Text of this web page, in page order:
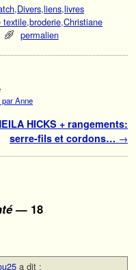
,Divers,liens,livres
textile,broderie,Christiane
permalien
Anne
HICKS + rangements:
serre-fils et cordons… →
— 18
a dit :